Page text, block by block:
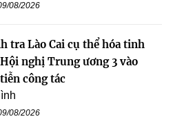
08/2026
tra Lào Cai cụ thể hóa tinh
nghị Trung ương 3 vào
công tác
08/2026